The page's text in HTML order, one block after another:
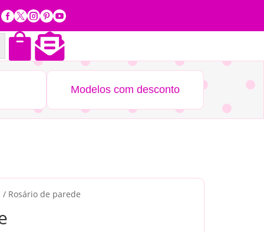


Modelos com desconto
/ Rosário de parede